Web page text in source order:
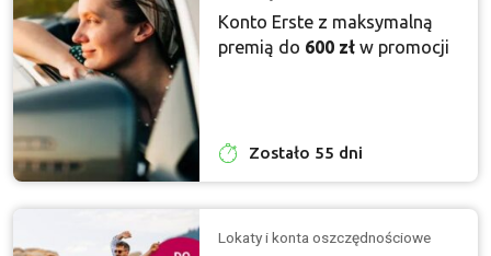
Konto Erste z maksymalną
premią do 600 zł w promocji
Zostało 55 dni
Lokaty i konta oszczędnościowe